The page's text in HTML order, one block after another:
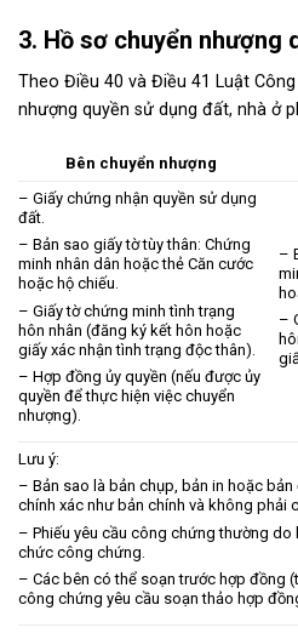
3. Hồ sơ chuyển nhượng
Theo Điều 40 và Điều 41 Luật
nhượng quyền sử dụng đất, nhà ở
Bên chuyển nhượng
– Giấy chứng nhận quyền sử dụng
đất.
– Bản sao giấy tờ tùy thân: Chứng
minh nhân dân hoặc thẻ Căn cước
hoặc hộ chiếu.
– Giấy tờ chứng minh tình trạng
hôn nhân (đăng ký kết hôn hoặc
giấy xác nhận tình trạng độc thân).
– Hợp đồng ủy quyền (nếu được ủy
quyền để thực hiện việc chuyển
nhượng).
–
–
Lưu ý:
– Bản sao là bản chụp, bản in hoặc
chính xác như bản chính và không phải
– Phiếu yêu cầu công chứng thường do
chức công chứng.
– Các bên có thể soạn trước hợp đồng
công chứng yêu cầu soạn thảo hợp